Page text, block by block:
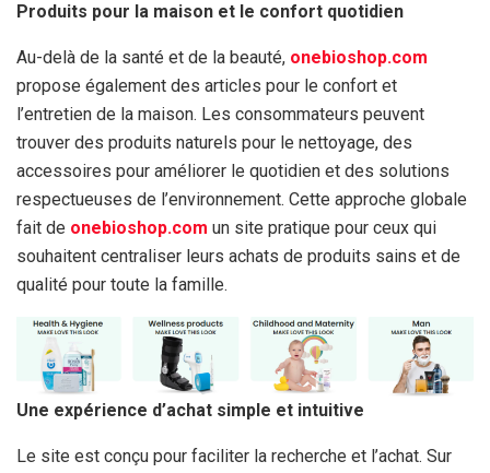
Produits pour la maison et le confort quotidien
Au-delà de la santé et de la beauté, onebioshop.com
propose également des articles pour le confort et
l’entretien de la maison. Les consommateurs peuvent
trouver des produits naturels pour le nettoyage, des
accessoires pour améliorer le quotidien et des solutions
respectueuses de l’environnement. Cette approche globale
fait de onebioshop.com un site pratique pour ceux qui
souhaitent centraliser leurs achats de produits sains et de
qualité pour toute la famille.
Une expérience d’achat simple et intuitive
Le site est conçu pour faciliter la recherche et l’achat. Sur